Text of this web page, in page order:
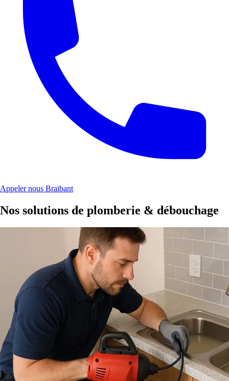
Appeler nous Braibant
Nos solutions de plomberie & débouchage